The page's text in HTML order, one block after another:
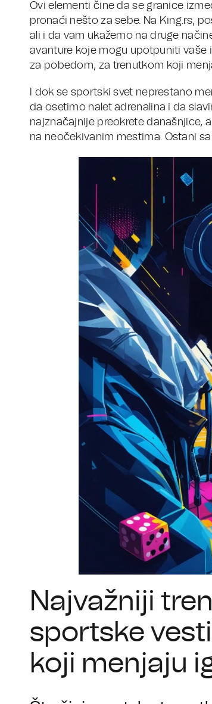
Ovi elementi čine da se granice
pronaći nešto za sebe. Na King.rs,
ali i da vam ukažemo na druge
avanture koje mogu upotpuniti vaše
za pobedom, za trenutkom koji
I dok se sportski svet neprestano
da osetimo nalet adrenalina i da
najznačajnije preokrete današnjice,
na neočekivanim mestima. Ostani
Najvažniji
sportske
koji menjaju